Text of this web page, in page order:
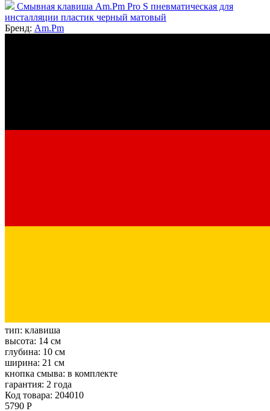
Смывная клавиша Am.Pm Pro S пневматическая для
инсталляции пластик черный матовый
Бренд: Am.Pm
тип: клавиша
высота: 14 см
глубина: 10 см
ширина: 21 см
кнопка смыва: в комплекте
гарантия: 2 года
Код товара: 204010
5790 Р